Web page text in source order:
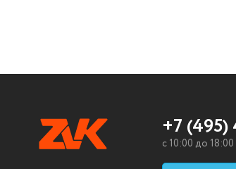
+7 (495)
c 10:00 до 18:00